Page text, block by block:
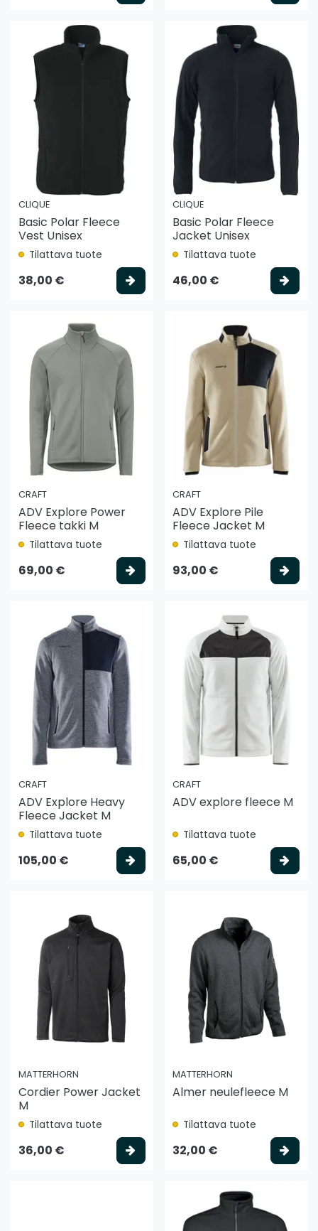
CLIQUE
Basic Polar Fleece
Vest Unisex
Tilattava tuote
38,00 € Valitse vaihtoehto
CLIQUE
Basic Polar Fleece
Jacket Unisex
Tilattava tuote
46,00 €
CRAFT
ADV Explore Power
Fleece takki M
Tilattava tuote
69,00 € Valitse vaihtoehto
CRAFT
ADV Explore Pile
Fleece Jacket M
Tilattava tuote
93,00 €
CRAFT
ADV Explore Heavy
Fleece Jacket M
Tilattava tuote
105,00 € Valitse vaihtoehto
CRAFT
ADV explore fleece M
Tilattava tuote
65,00 €
MATTERHORN
Cordier Power Jacket
M
Tilattava tuote
36,00 € Valitse vaihtoehto
MATTERHORN
Almer neulefleece M
Tilattava tuote
32,00 €